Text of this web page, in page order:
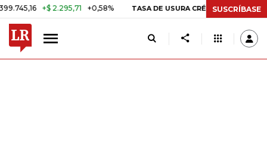
+$ 2.295,71 +0,58% TASA DE USURA CRÉDITO CONSUMO 29,66%
SUSCRÍBASE